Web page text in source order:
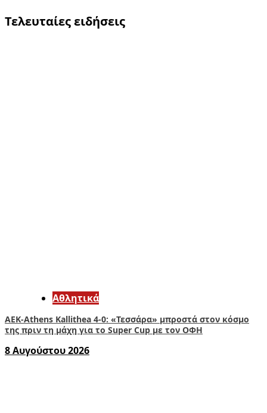
Τελευταίες ειδήσεις
Αθλητικά
ΑΕΚ-Athens Kallithea 4-0: «Τεσσάρα» μπροστά στον κόσμο
της πριν τη μάχη για το Super Cup με τον ΟΦΗ
8 Αυγούστου 2026